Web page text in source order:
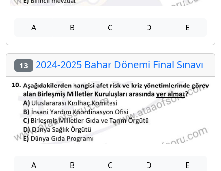
A B C D E
13 2024-2025 Bahar Dönemi Final Sınavı
A B C D E